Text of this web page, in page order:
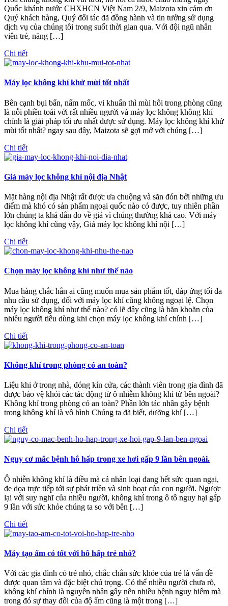
Quốc khánh nước CHXHCN Việt Nam 2/9, Maizota xin cảm ơn
Quý khách hàng, Quý đối tác đã đồng hành và tin tưởng sử dụng
dịch vụ của chúng tôi trong suốt thời gian qua. Với đội ngũ nhân
viên trẻ, năng […]
Chi tiết
Máy lọc không khí khử mùi tốt nhất
Bên cạnh bụi bẩn, nấm mốc, vi khuẩn thì mùi hôi trong phòng cũng
là nỗi phiền toái với rất nhiều người và máy lọc không không khí
chính là giải pháp tối ưu nhất được sử dụng. Máy lọc không khí khử
mùi tốt nhất? ngay sau đây, Maizota sẽ gợi mở với chúng […]
Chi tiết
Giá máy lọc không khí nội địa Nhật
Mặt hàng nội địa Nhật rất được ưa chuộng và săn đón bởi những ưu
điểm mà khó có sản phẩm ngoại quốc nào có được, tuy nhiên phần
lớn chúng ta khá đắn đo về giá vì chúng thường khá cao. Với máy
lọc không khí cũng vậy, Giá máy lọc không khí nội […]
Chi tiết
Chọn máy lọc không khí như thế nào
Mua hàng chắc hẳn ai cũng muốn mua sản phẩm tốt, đáp ứng tối đa
nhu cầu sử dụng, đối với máy lọc khí cũng không ngoại lệ. Chọn
máy lọc không khí như thế nào? có lẽ đây cũng là băn khoăn của
nhiều người tiêu dùng khi chọn máy lọc không khí chính […]
Chi tiết
Không khí trong phòng có an toàn?
Liệu khi ở trong nhà, đóng kín cửa, các thành viên trong gia đình đã
được bảo vệ khỏi các tác động từ ô nhiễm không khí từ bên ngoài?
Không khí trong phòng có an toàn? Phần lớn tác nhân gây bệnh
trong không khí là vô hình Chúng ta đã biết, dưỡng khí […]
Chi tiết
Nguy cơ mắc bệnh hô hấp trong xe hơi gấp 9 lần bên ngoài.
Ô nhiễn không khí là điều mà cả nhân loại đang hết sức quan ngại,
đe dọa trực tiếp tới sự phát triền và sinh hoạt của con người. Ngược
lại với suy nghĩ của nhiều người, không khí trong ô tô nguy hại gấp
9 lần với sức khỏe chúng ta so với bên […]
Chi tiết
Máy tạo ẩm có tốt với hô hấp trẻ nhỏ?
Với các gia đình có trẻ nhỏ, chắc chắn sức khỏe của trẻ là vấn đề
được quan tâm và đặc biệt chú trọng. Có thể nhiều người chưa rõ,
không khí chính là nguyên nhân gây nên nhiều bệnh nguy hiểm mà
trong đó sự thay đổi của độ ẩm cũng là một trong […]